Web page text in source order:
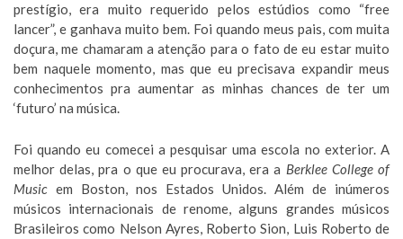
prestígio, era muito requerido pelos estúdios como “free
lancer”, e ganhava muito bem. Foi quando meus pais, com muita
doçura, me chamaram a atenção para o fato de eu estar muito
bem naquele momento, mas que eu precisava expandir meus
conhecimentos pra aumentar as minhas chances de ter um
‘futuro’ na música.
Foi quando eu comecei a pesquisar uma escola no exterior. A
melhor delas, pra o que eu procurava, era a Berklee College of
Music em Boston, nos Estados Unidos. Além de inúmeros
músicos internacionais de renome, alguns grandes músicos
Brasileiros como Nelson Ayres, Roberto Sion, Luis Roberto de